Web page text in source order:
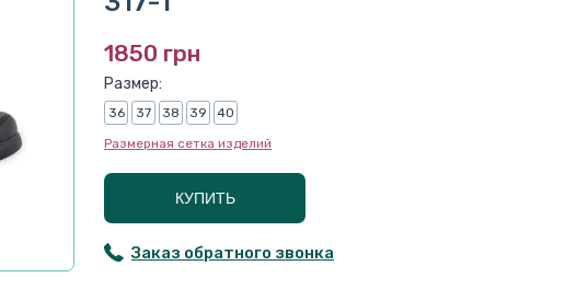
1850 грн
Размер:
36 37 38 39
40
Размерная сетка изделий
КУПИТЬ
Заказ обратного звонка